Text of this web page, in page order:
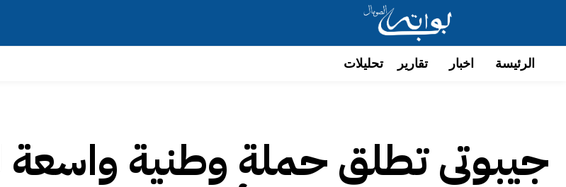
الرئيسة اخبار تقارير تحليلات
جيبوتي تطلق حملة وطنية